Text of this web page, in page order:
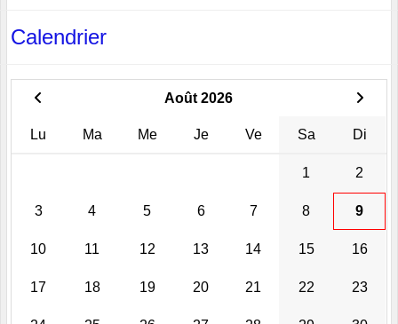
Calendrier
Août 2026
Lu Ma Me Je Ve Sa Di
1 2
3 4 5 6 7 8 9
10 11 12 13 14 15 16
17 18 19 20 21 22 23